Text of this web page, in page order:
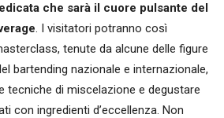
che sarà il cuore pulsante del
. I visitatori potranno così
tenute da alcune delle figure
bartending nazionale e internazionale,
tecniche di miscelazione e degustare
con ingredienti d’eccellenza. Non